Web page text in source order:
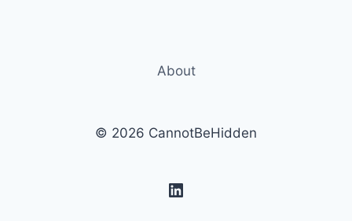
About
© 2026 CannotBeHidden
LinkedIn